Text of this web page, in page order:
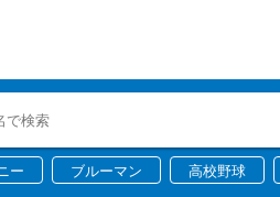
ー ブルーマン 高校野球